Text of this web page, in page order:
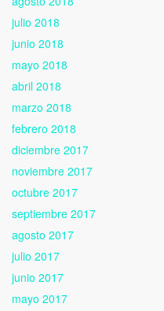
julio 2018
junio 2018
mayo 2018
abril 2018
marzo 2018
febrero 2018
diciembre 2017
noviembre 2017
octubre 2017
septiembre 2017
agosto 2017
julio 2017
junio 2017
mayo 2017